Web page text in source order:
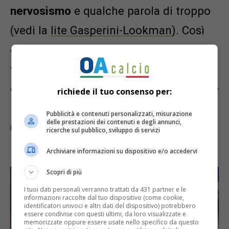
nervosismo e qualche parola di troppo
(vedi la lite Gasperini-Lookman). Così
com’è unanime laperdita economica,
visti i
2,5 miliardi totali
messi in palio
dalla nuova Champions. Atalanta e Juve
hanno chiuso – in attesa dei dati
ufficiali – a quota 65 milioni. Cinque in
più del Milan a quota 60.
richiede il tuo consenso per:
Pubblicità e contenuti personalizzati, misurazione
delle prestazioni dei contenuti e degli annunci,
ricerche sul pubblico, sviluppo di servizi
Archiviare informazioni su dispositivo e/o accedervi
Scopri di più
I tuoi dati personali verranno trattati da 431 partner e le
informazioni raccolte dal tuo dispositivo (come cookie,
identificatori univoci e altri dati del dispositivo) potrebbero
essere condivise con questi ultimi, da loro visualizzate e
memorizzate oppure essere usate nello specifico da questo